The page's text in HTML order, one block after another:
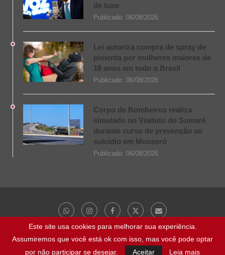
de luxo
Publicado: 06/08/2026
Lei autoriza compra de spray de
pimenta por mulheres maiores de
18 anos em todo o Brasil
Publicado: 06/08/2026
Corpo de Bombeiros realiza
simulado no Viaduto do Sumaré
durante curso de prevenção ao
suicídio em Mossoró
Publicado: 06/08/2026
@ 2023 - Todos os direitos reservados | NaBocaDaNoite.com.br
Este site usa cookies para melhorar sua experiência.
Assumiremos que você está ok com isso, mas você pode optar
por não participar se desejar.
Aceitar Leia mais